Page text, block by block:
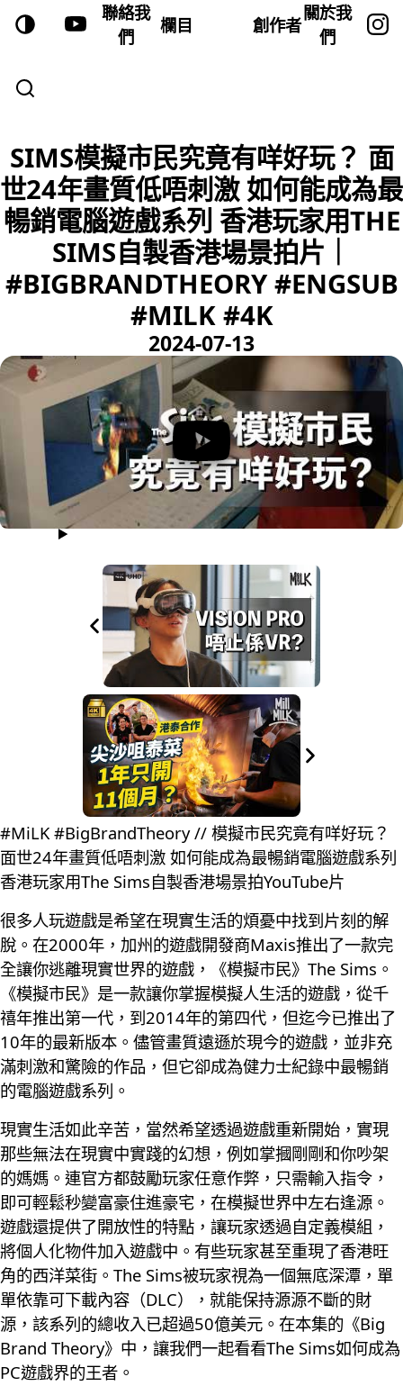
聯絡我
們
欄目 創作者
關於我
們
SIMS模擬市民究竟有咩好玩？ 面
世24年畫質低唔刺激 如何能成為最
暢銷電腦遊戲系列 香港玩家用THE
SIMS自製香港場景拍片｜
#BIGBRANDTHEORY #ENGSUB
#MILK #4K
2024-07-13
#MiLK #BigBrandTheory // 模擬市民究竟有咩好玩？
面世24年畫質低唔刺激 如何能成為最暢銷電腦遊戲系列
香港玩家用The Sims自製香港場景拍YouTube片
很多人玩遊戲是希望在現實生活的煩憂中找到片刻的解
脫。在2000年，加州的遊戲開發商Maxis推出了一款完
全讓你逃離現實世界的遊戲，《模擬市民》The Sims。
《模擬市民》是一款讓你掌握模擬人生活的遊戲，從千
禧年推出第一代，到2014年的第四代，但迄今已推出了
10年的最新版本。儘管畫質遠遜於現今的遊戲，並非充
滿刺激和驚險的作品，但它卻成為健力士紀錄中最暢銷
的電腦遊戲系列。
現實生活如此辛苦，當然希望透過遊戲重新開始，實現
那些無法在現實中實踐的幻想，例如掌摑剛剛和你吵架
的媽媽。連官方都鼓勵玩家任意作弊，只需輸入指令，
即可輕鬆秒變富豪住進豪宅，在模擬世界中左右逢源。
遊戲還提供了開放性的特點，讓玩家透過自定義模組，
將個人化物件加入遊戲中。有些玩家甚至重現了香港旺
角的西洋菜街。The Sims被玩家視為一個無底深潭，單
單依靠可下載內容（DLC），就能保持源源不斷的財
源，該系列的總收入已超過50億美元。在本集的《Big
Brand Theory》中，讓我們一起看看The Sims如何成為
PC遊戲界的王者。